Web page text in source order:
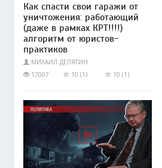
Как спасти свои гаражи от
уничтожения: работающий
(даже в рамках КРТ!!!!)
алгоритм от юристов-
практиков
МИХАИЛ ДЕЛЯГИН
17007
10 (1) 10 (1)